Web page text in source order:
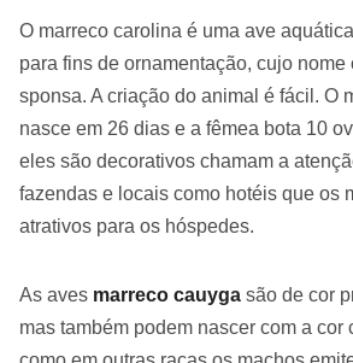
O marreco carolina é uma ave
para fins de ornamentação, cujo nome
sponsa. A criação do animal é fácil. O
nasce em 26 dias e a fêmea bota 10
eles são decorativos chamam a
fazendas e locais como hotéis que os
atrativos para os hóspedes.
As aves marreco cauyga são de cor
mas também podem nascer com a cor